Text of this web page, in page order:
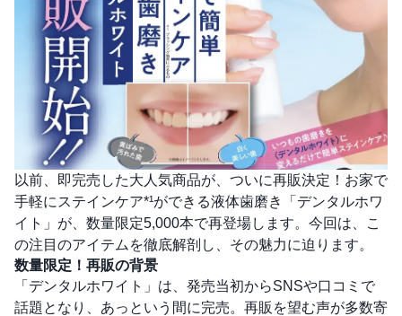
以前、即完売した大人気商品が、ついに再販決定！お家で
手軽にステインケア*¹ができる液体歯磨き「デンタルホワ
イト」が、数量限定5,000本で再登場します。今回は、こ
の注目のアイテムを徹底解剖し、その魅力に迫ります。
数量限定！再販の背景
「デンタルホワイト」は、発売当初からSNSや口コミで
話題となり、あっという間に完売。再販を望む声が多数寄